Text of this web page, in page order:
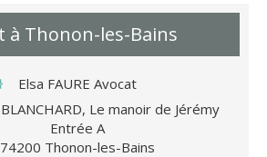
à Thonon-les-Bains
Elsa FAURE Avocat
Le manoir de Jérémy
Entrée A
74200 Thonon-les-Bains